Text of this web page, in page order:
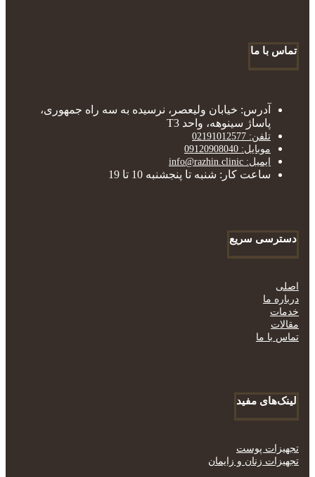
تماس با ما
آدرس: خیابان ولیعصر، نرسیده به سه راه جمهوری،
پاساژ سینوهه، واحد T3
تلفن: 02191012577
موبایل: 09120908040
ایمیل: info@razhin.clinic
ساعت کار: شنبه تا پنجشنبه 10 تا 19
دسترسی سریع
اصلی
درباره ما
خدمات
مقالات
تماس با ما
لینک‌های مفید
تجهیزات پوست
تجهیزات زنان و زایمان